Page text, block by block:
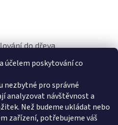
účelem poskytování co
nezbytné pro správné
analyzovat návštěvnost a
Než budeme ukládat nebo
zařízení, potřebujeme váš
do dřeva
talířů: Ekologická a Stylová